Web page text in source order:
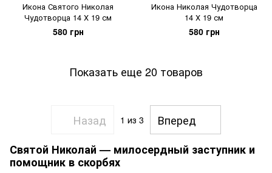
Икона Святого Николая
Чудотворца 14 Х 19 см
580 грн
Икона Николая Чудотворца
14 Х 19 см
580 грн
Показать еще 20 товаров
Назад 1 из 3
Вперед
Святой Николай — милосердный заступник и
помощник в скорбях